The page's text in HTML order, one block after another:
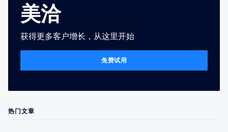
美洽
获得更多客户增长，从这里开始
免费试用
热门文章